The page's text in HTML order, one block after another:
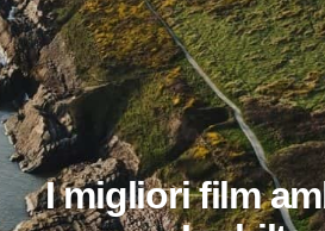
I migliori film